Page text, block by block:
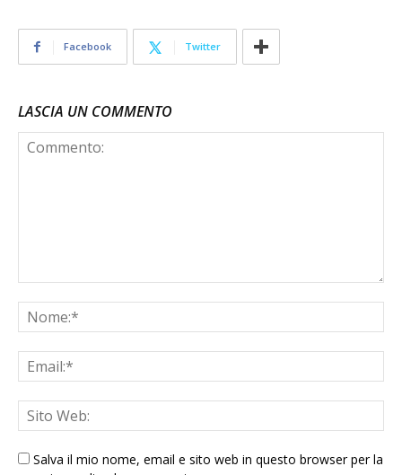
Facebook Twitter
LASCIA UN COMMENTO
Salva il mio nome, email e sito web in questo browser per la